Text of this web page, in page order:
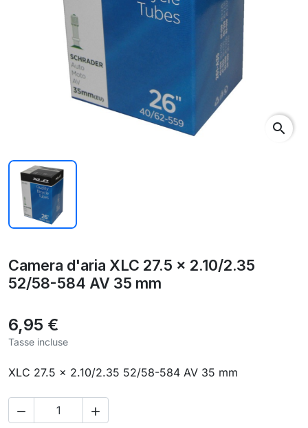
search
Camera d'aria XLC 27.5 x 2.10/2.35
52/58-584 AV 35 mm
6,95 €
Tasse incluse
XLC 27.5 x 2.10/2.35 52/58-584 AV 35 mm
 